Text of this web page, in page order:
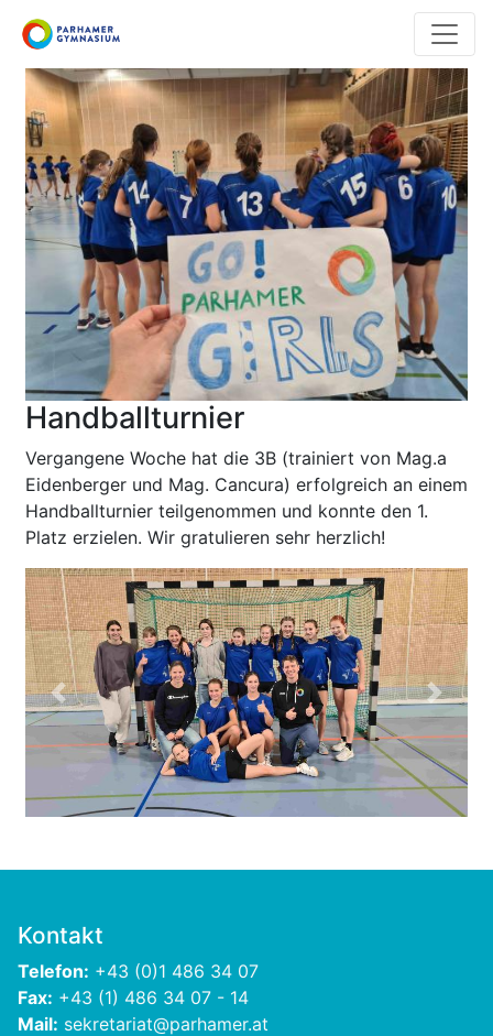
Direkt
zum
Inhalt
Handballturnier
Vergangene Woche hat die 3B (trainiert von Mag.a
Eidenberger und Mag. Cancura) erfolgreich an einem
Handballturnier teilgenommen und konnte den 1.
Platz erzielen. Wir gratulieren sehr herzlich!
Previous Next
Kontakt
Telefon: +43 (0)1 486 34 07
Fax: +43 (1) 486 34 07 - 14
Mail: sekretariat@parhamer.at